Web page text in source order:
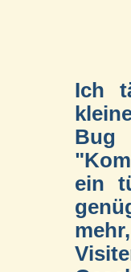
Ich
Bug
ein